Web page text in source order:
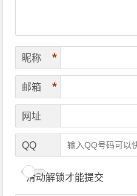
昵称 *
邮箱 *
网址
QQ
滑动解锁才能提交